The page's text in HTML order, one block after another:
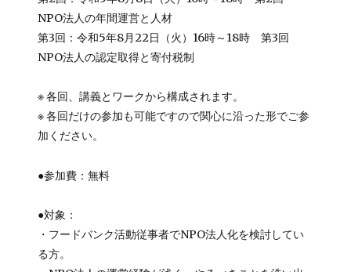
NPO法人の年間運営と人材
第3回：令和5年8月22日（火）16時～18時 第3回
NPO法人の認定取得と寄付税制
※ 各回、講義とワークから構成されます。
※ 各回だけの参加も可能ですので関心に沿った形でご参
加ください。
●参加費：無料
●対象：
・フードバンク活動従事者でNPO法人化を検討してい
る方。